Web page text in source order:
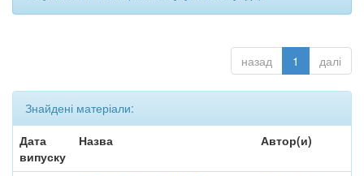
назад 1 далі
Знайдені матеріали:
Дата
випуску
Назва Автор(и)